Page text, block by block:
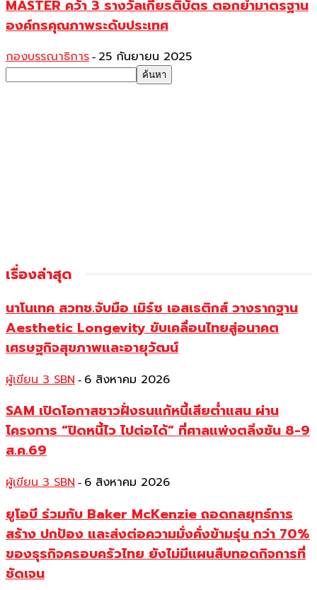
MASTER คว้า 3 รางวัลเกียรติบัตร ตอกย้ำมาตรฐาน
องค์กรคุณภาพระดับประเทศ
กองบรรณาธิการ - 25 กันยายน 2025
เรื่องล่าสุด
นาโนเทค สวทช.จับมือ เมิร์ซ เอสเธติกส์ วางรากฐาน
Aesthetic Longevity ขับเคลื่อนไทยสู่อนาคต
เศรษฐกิจสุขภาพและอายุวัฒน์
ผู้เขียน 3 SBN - 6 สิงหาคม 2026
SAM เปิดโอกาสชาวฝั่งธนแก้หนี้เสียต่ำแสน ผ่าน
โครงการ “ปิดหนี้ไว ไปต่อได้” ที่ศาลแพ่งตลิ่งชัน 8-9
ส.ค.69
ผู้เขียน 3 SBN - 6 สิงหาคม 2026
ยูโอบี ร่วมกับ Baker McKenzie ถอดกลยุทธ์การ
สร้าง ปกป้อง และส่งต่อความมั่งคั่งข้ามรุ่น กว่า 70%
ของธุรกิจครอบครัวไทย ยังไม่มีแผนสืบทอดกิจการที่
ชัดเจน